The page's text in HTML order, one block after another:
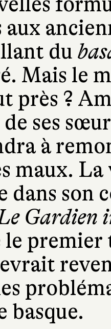
du
Mais le
près ?
ses
à
maux.
dans son
Gardien
le premier
basque.